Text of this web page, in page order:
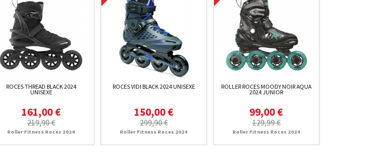
ROCES THREAD BLACK 2024
UNISEXE
161,00 €
219,90 €
Roller Fitness Roces 2024
ROCES VIDI BLACK 2024 UNISEXE
150,00 €
299,90 €
Roller Fitness Roces 2024
ROLLER ROCES MOODY NOIR AQUA
2024 JUNIOR
99,00 €
129,99 €
Roller Fitness Roces 2024